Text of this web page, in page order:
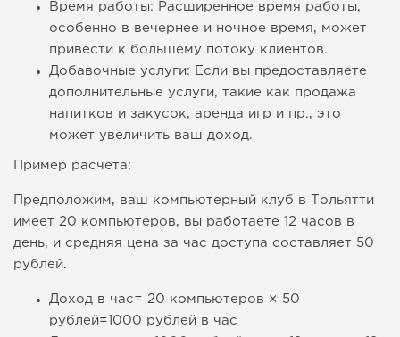
Время работы: Расширенное время работы,
особенно в вечернее и ночное время, может
привести к большему потоку клиентов.
Добавочные услуги: Если вы предоставляете
дополнительные услуги, такие как продажа
напитков и закусок, аренда игр и пр., это
может увеличить ваш доход.
Пример расчета:
Предположим, ваш компьютерный клуб в Тольятти
имеет 20 компьютеров, вы работаете 12 часов в
день, и средняя цена за час доступа составляет 50
рублей.
Доход в час= 20 компьютеров × 50
рублей=1000 рублей в час